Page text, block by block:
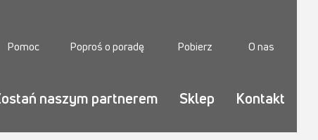
Pomoc Poproś o poradę Pobierz O nas
naszym partnerem Sklep Kontakt